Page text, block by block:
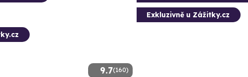
9.7(160)
Exkluzivně u Zážitky.cz